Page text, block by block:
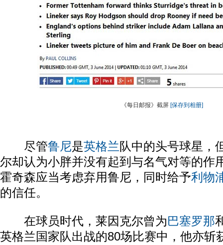
《每日邮报》截屏 [保存到相册]
尽管鲁尼是英格兰队中的头号球星，
尔却认为小胖并没有起到与名气对等的作
霍奇森应当考虑弃用鲁尼，同时给予利物
的信任。
在球员时代，莱因克尔曾为巴塞罗那
英格兰国家队出战的80场比赛中，他亦斩